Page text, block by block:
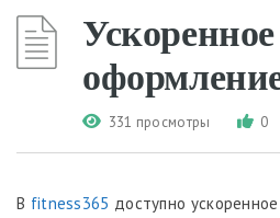
Ускоренное
331 просмотры 0
В fitness365 доступно